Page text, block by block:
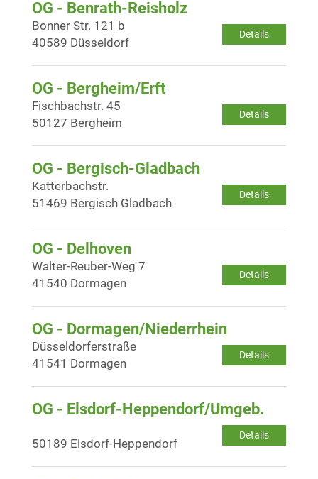
OG - Benrath-Reisholz
Details
Bonner Str. 121 b
40589 Düsseldorf
OG - Bergheim/Erft
Details
Fischbachstr. 45
50127 Bergheim
OG - Bergisch-Gladbach
Details
Katterbachstr.
51469 Bergisch Gladbach
OG - Delhoven
Details
Walter-Reuber-Weg 7
41540 Dormagen
OG - Dormagen/Niederrhein
Details
Düsseldorferstraße
41541 Dormagen
OG - Elsdorf-Heppendorf/Umgeb.
Details
50189 Elsdorf-Heppendorf